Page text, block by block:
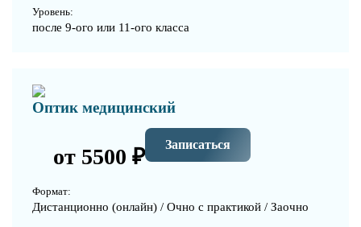
Уровень:
после 9-ого или 11-ого класса
Оптик медицинский
от 5500 ₽ Записаться
Формат:
Дистанционно (онлайн) / Очно с практикой / Заочно